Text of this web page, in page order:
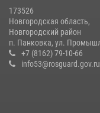
спортивному самбо
04 августа 2026, 11:42
Новгородские
многоборью кинологов на
173526
Новгородская область,
Новгородский район
п. Панковка, ул.
+7 (8162) 79-10-66
info53@rosguard.gov.ru